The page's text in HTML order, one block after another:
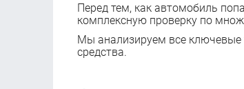
Перед тем, как автомобиль
комплексную проверку по
Мы анализируем все ключевые
средства.